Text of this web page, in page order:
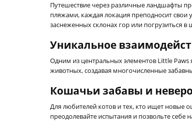
Путешествие через различные ландшафты
пляжами, каждая локация преподносит
заснеженных склонах гор или погрузиться
Уникальное
Одним из центральных элементов Little Paws
животных, создавая многочисленные
Кошачьи забавы и
Для любителей котов и тех, кто ищет новые
преодолевайте испытания и позвольте